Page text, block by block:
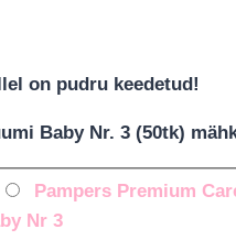
on pudru keedetud!
Baby Nr. 3 (50tk)
Pampers Premium
Nr 3